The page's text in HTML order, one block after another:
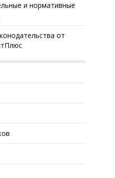
и нормативные
от